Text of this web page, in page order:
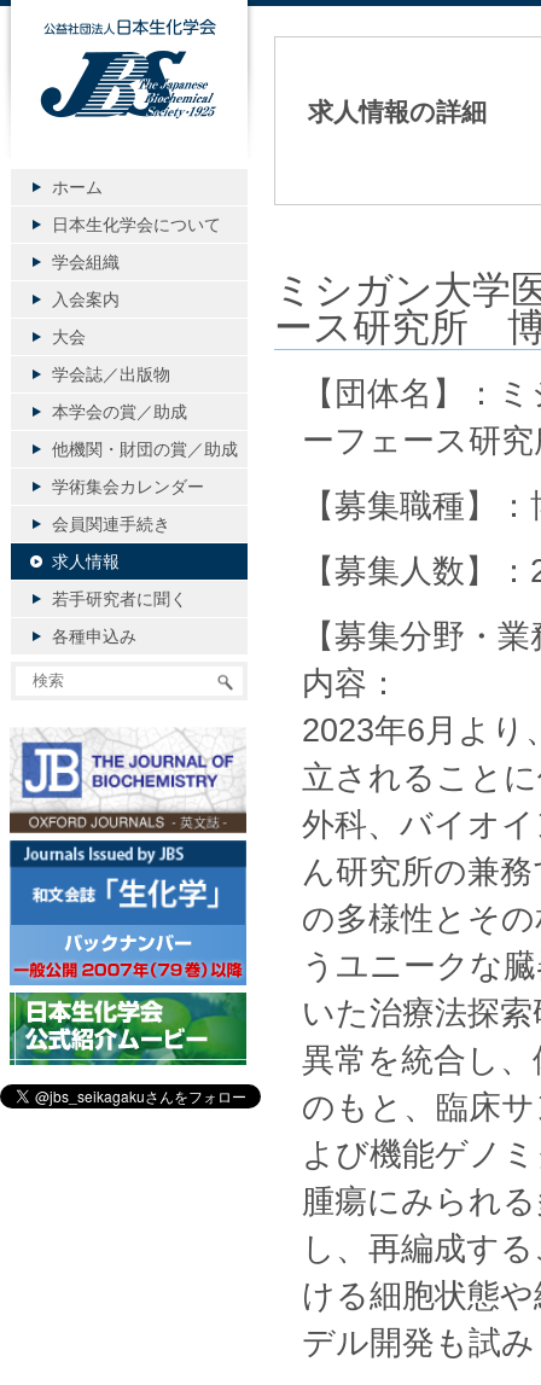
求人情報の詳細
ミシガン大学
ース研究所
【団体名】：
ーフェース研究
【募集職種】
【募集人数】：
【募集分野・
内容：
2023年6月より
立されること
外科、バイオ
ん研究所の兼
の多様性とそ
うユニークな
いた治療法探
異常を統合し
のもと、臨床
よび機能ゲノ
腫瘍にみられ
し、再編成す
ける細胞状態
デル開発も試
公益社団法人日本生化学会
ホーム
日本生化学会について
学会組織
入会案内
大会
学会誌／出版物
本学会の賞／助成
他機関・財団の賞／助成
学術集会カレンダー
会員関連手続き
求人情報
若手研究者に聞く
各種申込み